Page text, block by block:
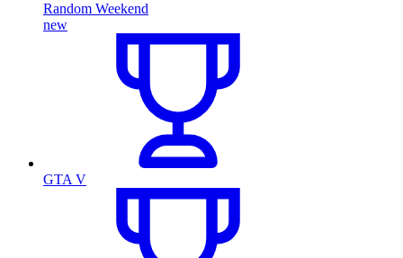
Random Weekend
new
GTA V